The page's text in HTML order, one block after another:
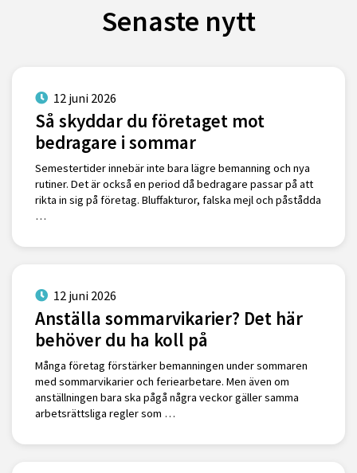
Senaste nytt
12 juni 2026
Så skyddar du företaget mot
bedragare i sommar
Semestertider innebär inte bara lägre bemanning och nya
rutiner. Det är också en period då bedragare passar på att
rikta in sig på företag. Bluffakturor, falska mejl och påstådda
…
12 juni 2026
Anställa sommarvikarier? Det här
behöver du ha koll på
Många företag förstärker bemanningen under sommaren
med sommarvikarier och feriearbetare. Men även om
anställningen bara ska pågå några veckor gäller samma
arbetsrättsliga regler som …